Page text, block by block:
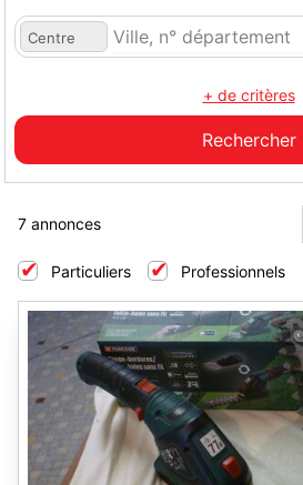
Centre
+ de critères
7 annonces
Particuliers Professionnels